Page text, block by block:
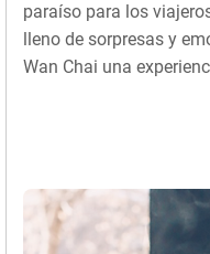
paraíso para los
lleno de sorpresas y
Wan Chai una